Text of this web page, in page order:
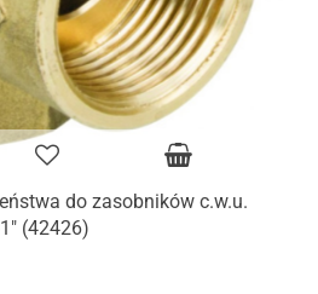
do zasobników c.w.u.
(42426)